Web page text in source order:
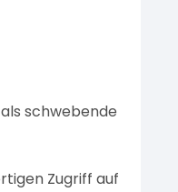
schwebende
Zugriff auf